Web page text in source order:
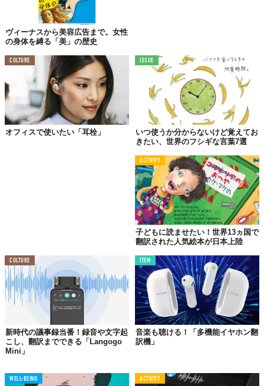
ヴィーナスから美容広告まで。女性
の身体を縛る「美」の歴史
CULTURE
オフィスで使いたい「耳栓」
ISSUE
いつ使うか分からないけど覚えてお
きたい、世界のフシギな言葉7選
ACTIVITY
子どもに読ませたい！世界13ヵ国で
翻訳された人気絵本が日本上陸
CULTURE
新時代の議事録当番！録音や文字起
こし、翻訳までできる「Langogo
Mini」
ITEM
音楽も聴ける！「多機能イヤホン翻
訳機」
WELL-BEING ACTIVITY